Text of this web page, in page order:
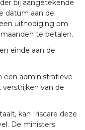
bij aangetekende
datum aan de
uitnodiging om
te betalen.
einde aan de
een administratieve
van de
kan Iriscare deze
De ministers